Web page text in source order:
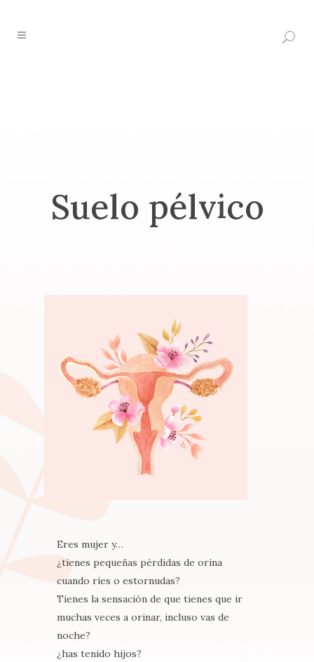
Suelo pélvico
Eres mujer y…
¿tienes pequeñas pérdidas de orina
cuando ríes o estornudas?
Tienes la sensación de que tienes que ir
muchas veces a orinar, incluso vas de
noche?
¿has tenido hijos?